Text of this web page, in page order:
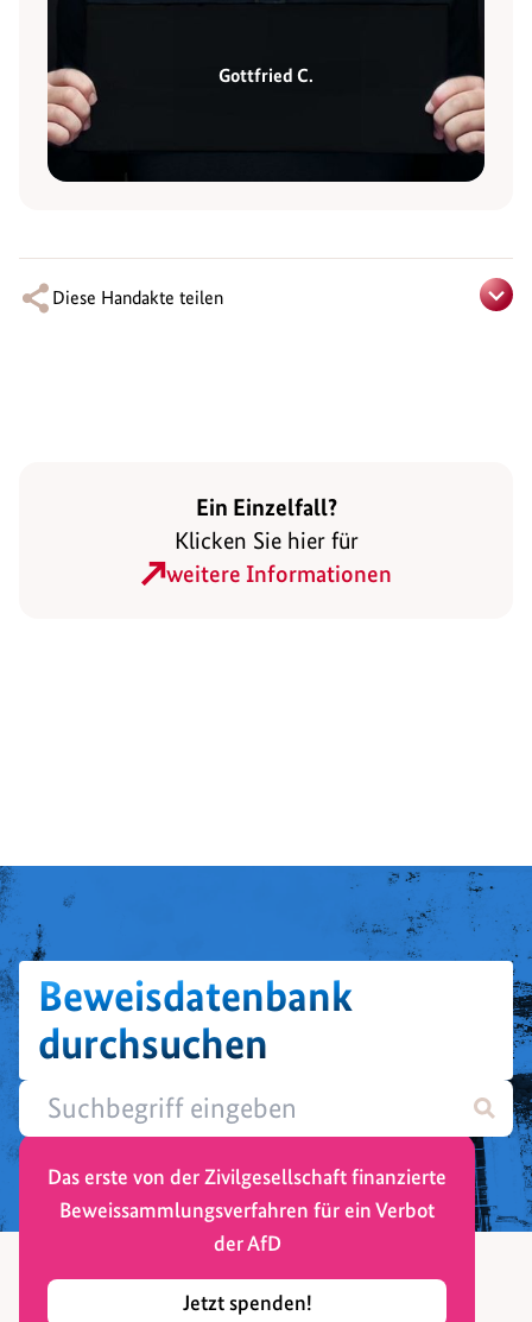
Gottfried C.
Diese Handakte teilen
Ein Einzelfall?
Klicken Sie hier für
weitere Informationen
Beweisdatenbank
durchsuchen
Das erste von der Zivilgesellschaft finanzierte
Beweissammlungsverfahren für ein Verbot
der AfD
Jetzt spenden!